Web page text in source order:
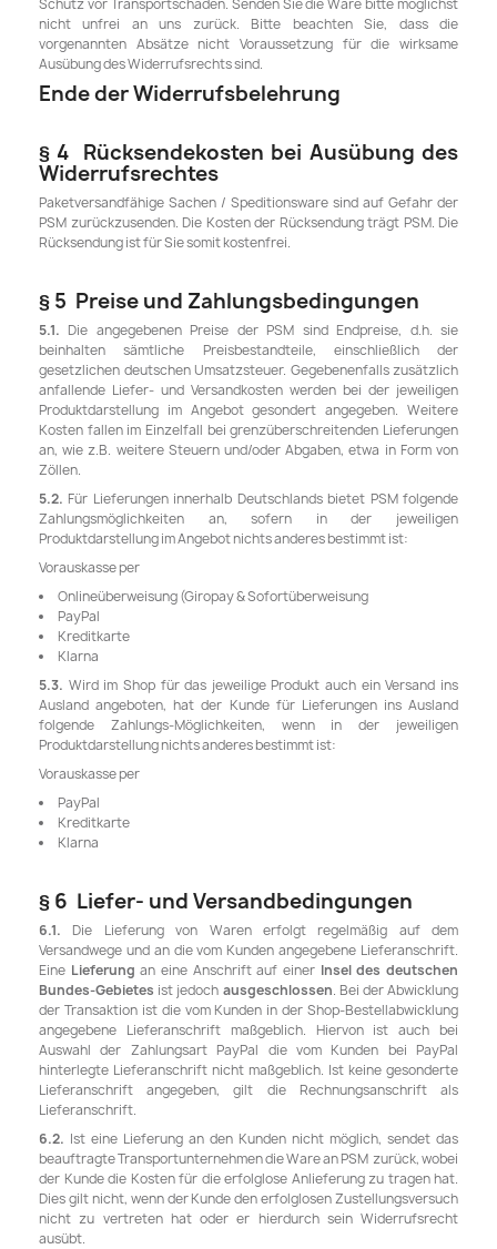
Schutz vor Transportschäden. Senden Sie die Ware bitte möglichst
nicht unfrei an uns zurück. Bitte beachten Sie, dass die
vorgenannten Absätze nicht Voraussetzung für die wirksame
Ausübung des Widerrufsrechts sind.
Ende der Widerrufsbelehrung
§ 4 Rücksendekosten bei Ausübung des
Widerrufsrechtes
Paketversandfähige Sachen / Speditionsware sind auf Gefahr der
PSM zurückzusenden. Die Kosten der Rücksendung trägt PSM. Die
Rücksendung ist für Sie somit kostenfrei.
§ 5 Preise und Zahlungsbedingungen
5.1. Die angegebenen Preise der PSM sind Endpreise, d.h. sie
beinhalten sämtliche Preisbestandteile, einschließlich der
gesetzlichen deutschen Umsatzsteuer. Gegebenenfalls zusätzlich
anfallende Liefer- und Versandkosten werden bei der jeweiligen
Produktdarstellung im Angebot gesondert angegeben. Weitere
Kosten fallen im Einzelfall bei grenzüberschreitenden Lieferungen
an, wie z.B. weitere Steuern und/oder Abgaben, etwa in Form von
Zöllen.
5.2. Für Lieferungen innerhalb Deutschlands bietet PSM folgende
Zahlungsmöglichkeiten an, sofern in der jeweiligen
Produktdarstellung im Angebot nichts anderes bestimmt ist:
Vorauskasse per
Onlineüberweisung (Giropay & Sofortüberweisung
PayPal
Kreditkarte
Klarna
5.3. Wird im Shop für das jeweilige Produkt auch ein Versand ins
Ausland angeboten, hat der Kunde für Lieferungen ins Ausland
folgende Zahlungs-Möglichkeiten, wenn in der jeweiligen
Produktdarstellung nichts anderes bestimmt ist:
Vorauskasse per
PayPal
Kreditkarte
Klarna
§ 6 Liefer- und Versandbedingungen
6.1. Die Lieferung von Waren erfolgt regelmäßig auf dem
Versandwege und an die vom Kunden angegebene Lieferanschrift.
Eine Lieferung an eine Anschrift auf einer Insel des deutschen
Bundes-Gebietes ist jedoch ausgeschlossen. Bei der Abwicklung
der Transaktion ist die vom Kunden in der Shop-Bestellabwicklung
angegebene Lieferanschrift maßgeblich. Hiervon ist auch bei
Auswahl der Zahlungsart PayPal die vom Kunden bei PayPal
hinterlegte Lieferanschrift nicht maßgeblich. Ist keine gesonderte
Lieferanschrift angegeben, gilt die Rechnungsanschrift als
Lieferanschrift.
6.2. Ist eine Lieferung an den Kunden nicht möglich, sendet das
beauftragte Transportunternehmen die Ware an PSM zurück, wobei
der Kunde die Kosten für die erfolglose Anlieferung zu tragen hat.
Dies gilt nicht, wenn der Kunde den erfolglosen Zustellungsversuch
nicht zu vertreten hat oder er hierdurch sein Widerrufsrecht
ausübt.